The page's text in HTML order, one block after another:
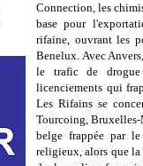
Connection, les
base pour
rifaine, ouvrant les
Benelux. Avec
le trafic de drogue
licenciements qui
Les Rifains se
Tourcoing,
belge frappée par
religieux, alors que la